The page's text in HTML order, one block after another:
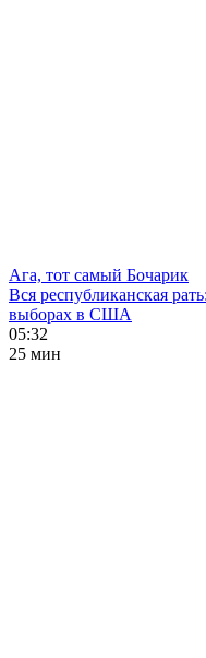
Ага, тот самый Бочарик
Вся республиканская
выборах в США
05:32
25 мин